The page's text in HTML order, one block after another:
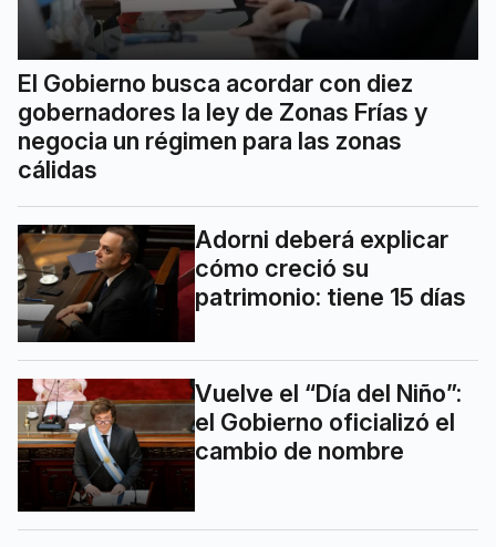
El Gobierno busca acordar con diez
gobernadores la ley de Zonas Frías y
negocia un régimen para las zonas
cálidas
Adorni deberá explicar
cómo creció su
patrimonio: tiene 15 días
Vuelve el “Día del Niño”:
el Gobierno oficializó el
cambio de nombre